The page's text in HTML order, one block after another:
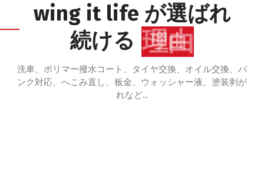
wing it life が選ばれ
続ける 理由
洗車、ポリマー撥水コート、タイヤ交換、オイル交換、パ
ンク対応、へこみ直し、板金、ウォッシャー液、塗装剥が
れなど...